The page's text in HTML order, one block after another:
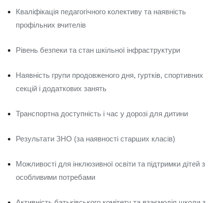
Кваліфікація педагогічного колективу та наявність
профільних вчителів
Рівень безпеки та стан шкільної інфраструктури
Наявність групи продовженого дня, гуртків, спортивних
секцій і додаткових занять
Транспортна доступність і час у дорозі для дитини
Результати ЗНО (за наявності старших класів)
Можливості для інклюзивної освіти та підтримки дітей з
особливими потребами